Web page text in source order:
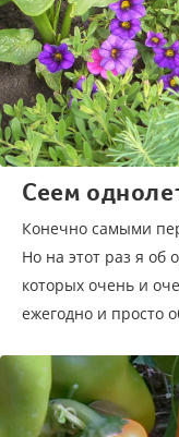
Сеем
Конечно самыми
Но на этот раз я об
которых очень и
ежегодно и просто